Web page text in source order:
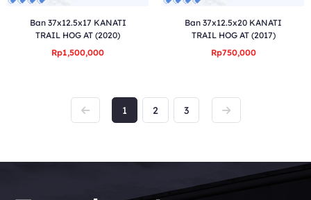
Ban 37x12.5x17 KANATI
TRAIL HOG AT (2020)
Rp1,500,000
Ban 37x12.5x20 KANATI
TRAIL HOG AT (2017)
Rp750,000
1 2 3